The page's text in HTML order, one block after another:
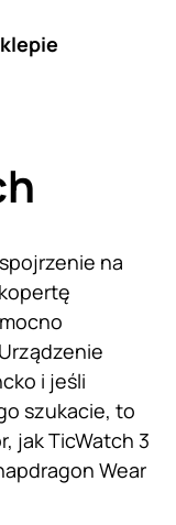
na
i jeśli
szukacie, to
jak TicWatch 3
Wear